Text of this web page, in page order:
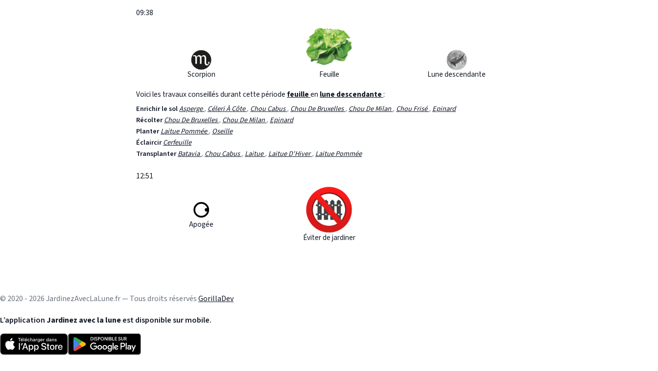
09:38
Scorpion Feuille
Lune descendante
Voici les travaux conseillés durant cette période feuilleen lune descendante:
Enrichir le solAsperge, Céleri À Côte, Chou Cabus, Chou De Bruxelles, Chou De Milan, Chou Frisé, Epinard
RécolterChou De Bruxelles, Chou De Milan, Epinard
PlanterLaitue Pommée, Oseille
ÉclaircirCerfeuille
TransplanterBatavia, Chou Cabus, Laitue, Laitue D'Hiver, Laitue Pommée
12:51
Apogée
Éviter de jardiner
© 2020 - 2026 JardinezAvecLaLune.fr — Tous droits réservésGorillaDev
L’application Jardinez avec la luneest disponible sur mobile.